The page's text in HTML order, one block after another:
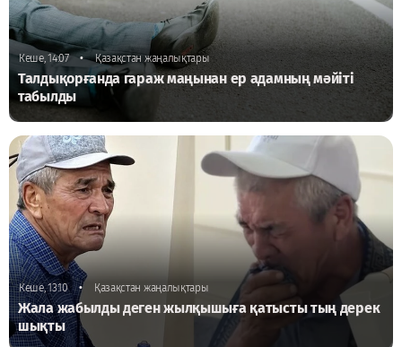
Кеше, 14:07 • Қазақстан жаңалықтары
Талдықорғанда гараж маңынан ер адамның мәйіті
табылды
Кеше, 13:10 • Қазақстан жаңалықтары
Жала жабылды деген жылқышыға қатысты тың дерек
шықты